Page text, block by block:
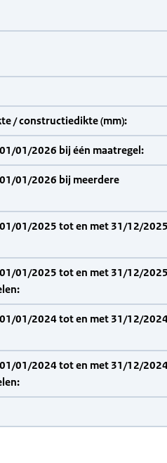
/ constructiedikte (mm):
01/2026 bij één maatregel:
01/2026 bij meerdere
01/2025 tot en met 31/12/2025
01/2025 tot en met 31/12/2025
01/2024 tot en met 31/12/
01/2024 tot en met 31/12/